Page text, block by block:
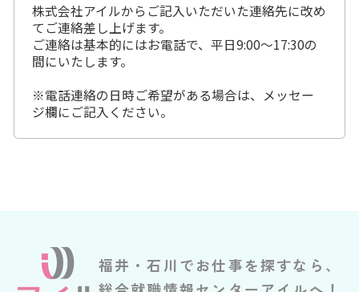
株式会社アイルからご記入いただいた連絡先に改め
てご連絡差し上げます。
ご連絡は基本的にはお電話で、平日9:00～17:30の
間にいたします。
※電話連絡の日時ご希望がある場合は、メッセー
ジ欄にご記入ください。
福井・石川でお仕事を探すなら、